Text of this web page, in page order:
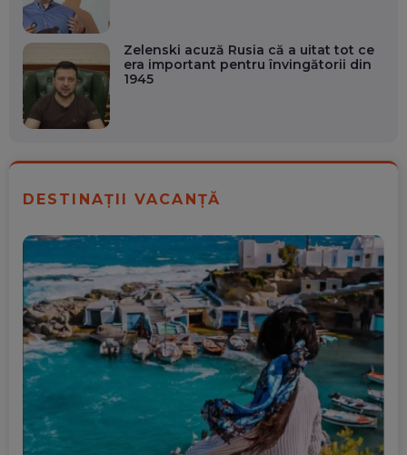
Zelenski acuză Rusia că a uitat tot ce
era important pentru învingătorii din
1945
DESTINAȚII VACANȚĂ